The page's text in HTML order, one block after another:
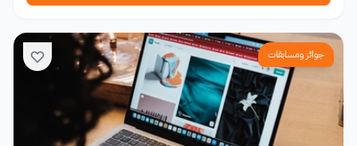
جوائز ومسابقات